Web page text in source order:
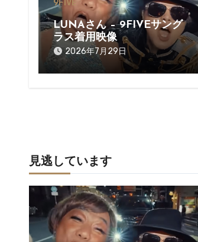
ョ
ン
9FIVE
LUNAさん – 9FIVEサング
ラス着用映像
2026年7月29日
見逃しています